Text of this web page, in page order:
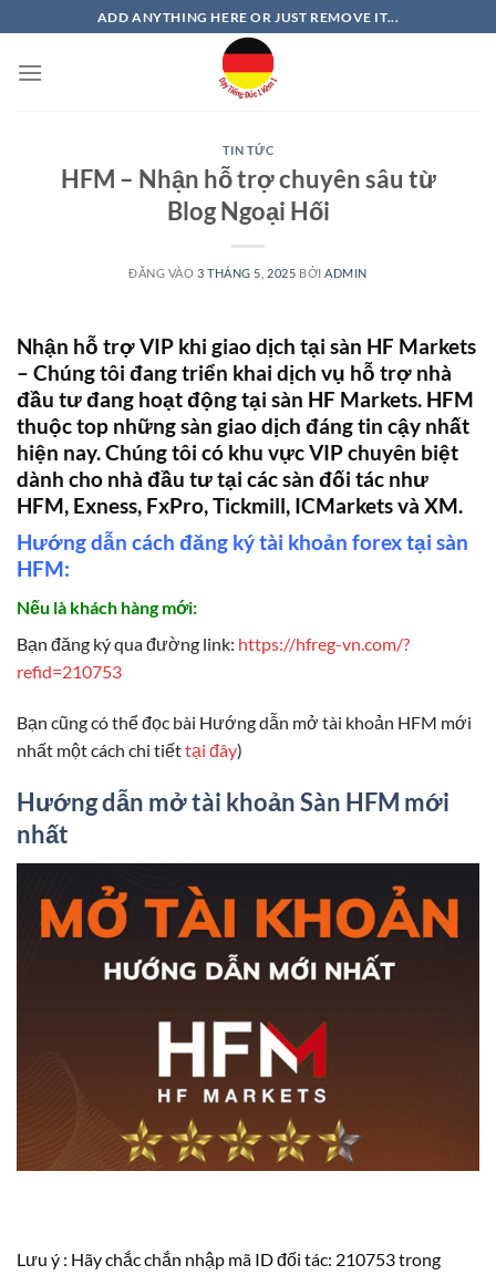
qua
nội
ADD ANYTHING HERE OR JUST REMOVE IT...
TIN TỨC
HFM – Nhận hỗ trợ chuyên sâu từ
Blog Ngoại Hối
ĐĂNG VÀO 3 THÁNG 5, 2025 BỞI ADMIN
Nhận hỗ trợ VIP khi giao dịch tại sàn HF Markets
– Chúng tôi đang triển khai dịch vụ hỗ trợ nhà
đầu tư đang hoạt động tại sàn HF Markets. HFM
thuộc top những sàn giao dịch đáng tin cậy nhất
hiện nay. Chúng tôi có khu vực VIP chuyên biệt
dành cho nhà đầu tư tại các sàn đối tác như
HFM, Exness, FxPro, Tickmill, ICMarkets và XM.
Hướng dẫn cách đăng ký tài khoản forex tại sàn
HFM:
Nếu là khách hàng mới:
Bạn đăng ký qua đường link: https://hfreg-vn.com/?
refid=210753
Bạn cũng có thể đọc bài Hướng dẫn mở tài khoản HFM mới
nhất một cách chi tiếttại đây)
Hướng dẫn mở tài khoản Sàn HFM mới
nhất
Lưu ý : Hãy chắc chắn nhập mã ID đối tác: 210753 trong